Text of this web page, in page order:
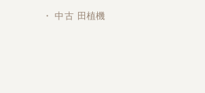
・ 中古 田植機